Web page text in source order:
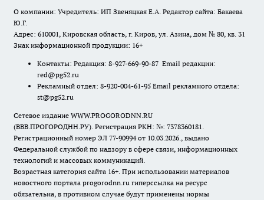
О компании: Учредитель: ИП Звеняцкая Е.А. Редактор сайта: Бакаева
Ю.Г.
Адрес: 610001, Кировская область, г. Киров, ул. Азина, дом № 80, кв. 31
Знак информационной продукции: 16+
Контакты: Редакция: 8-927-669-90-87 Email редакции:
red@pg52.ru
Рекламный отдел: 8-920-004-61-95 Email рекламного отдела:
st@pg52.ru
Сетевое издание WWW.PROGORODNN.RU
(ВВВ.ПРОГОРОДНН.РУ). Регистрация РКН: №: 7378360181.
Регистрационный номер ЭЛ 77-90994 от 10.03.2026., выдано
Федеральной службой по надзору в сфере связи, информационных
технологий и массовых коммуникаций.
Возрастная категория сайта 16+. При использовании материалов
новостного портала progorodnn.ru гиперссылка на ресурс
обязательна, в противном случае будут применены нормы